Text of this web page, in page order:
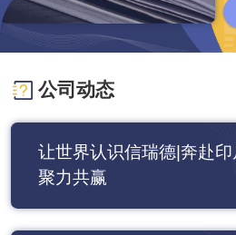
公司动态
让世界认识信瑞德|奔赴印
聚力共赢